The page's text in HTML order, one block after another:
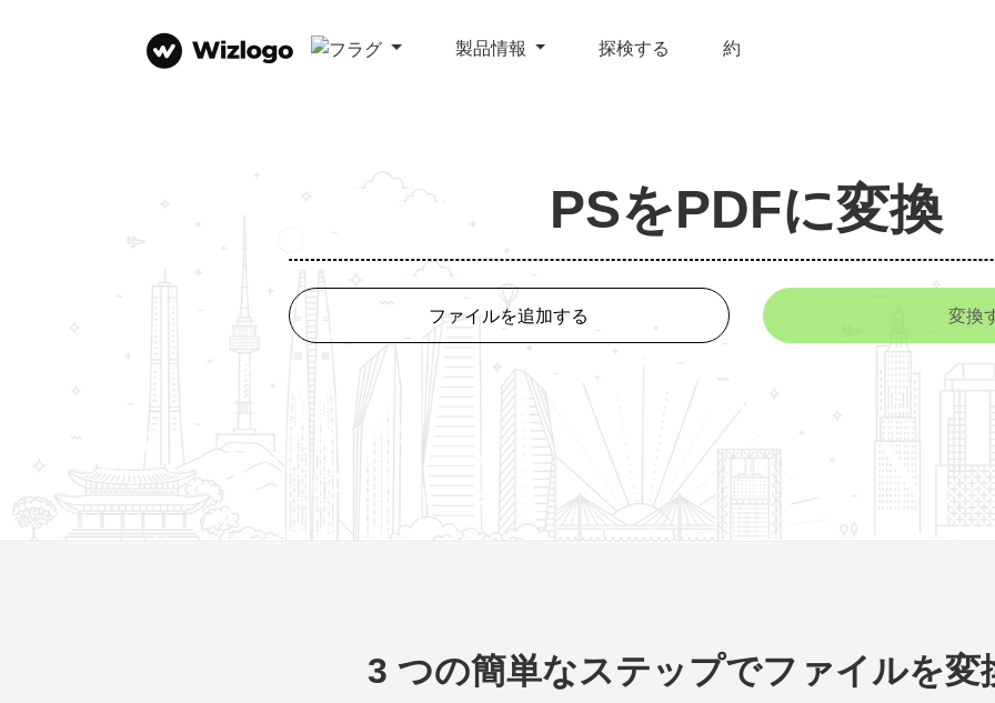
製品情報 探検する 約
PSをPDFに変換
ファイルを追加する 変換
3 つの簡単なステップでファイルを変